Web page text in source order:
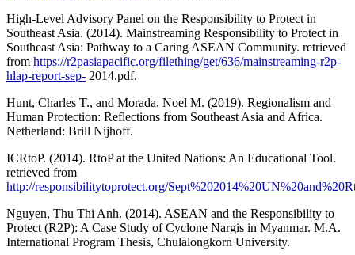
High-Level Advisory Panel on the Responsibility to Protect in
Southeast Asia. (2014). Mainstreaming Responsibility to Protect in
Southeast Asia: Pathway to a Caring ASEAN Community. retrieved
from https://r2pasiapacific.org/filething/get/636/mainstreaming-r2p-
hlap-report-sep- 2014.pdf.
Hunt, Charles T., and Morada, Noel M. (2019). Regionalism and
Human Protection: Reflections from Southeast Asia and Africa.
Netherland: Brill Nijhoff.
ICRtoP. (2014). RtoP at the United Nations: An Educational Tool.
retrieved from
http://responsibilitytoprotect.org/
Nguyen, Thu Thi Anh. (2014). ASEAN and the Responsibility to
Protect (R2P): A Case Study of Cyclone Nargis in Myanmar. M.A.
International Program Thesis, Chulalongkorn University.